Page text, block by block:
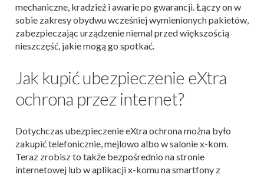
mechaniczne, kradzież i awarie po gwarancji. Łączy on w
sobie zakresy obydwu wcześniej wymienionych pakietów,
zabezpieczając urządzenie niemal przed większością
nieszczęść, jakie mogą go spotkać.
Jak kupić ubezpieczenie eXtra
ochrona przez internet?
Dotychczas ubezpieczenie eXtra ochrona można było
zakupić telefonicznie, mejlowo albo w salonie x-kom.
Teraz zrobisz to także bezpośrednio na stronie
internetowej lub w aplikacji x-komu na smartfony z